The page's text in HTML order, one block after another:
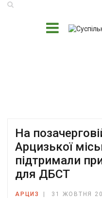
На
Арцизької
підтримали
для ДБСТ
АРЦИЗ 31 ЖОВТНЯ